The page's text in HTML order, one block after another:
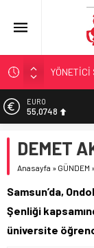
İŞTE
EURO
55,0748
6.623,43
BİST
47,7048
DEMET
Anasayfa » GÜNDEM
Samsun’da,
Şenliği
üniversite